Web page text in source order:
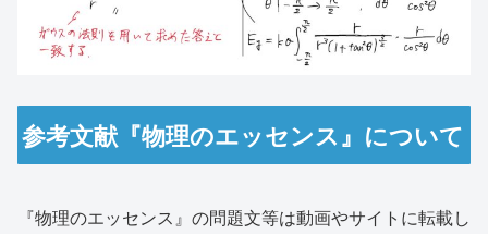
参考文献『物理のエッセンス』について
『物理のエッセンス』の問題文等は動画やサイトに転載し